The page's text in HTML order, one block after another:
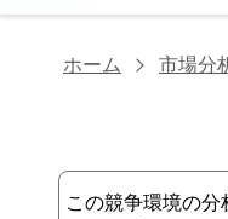
ホーム 市場分
この競争環境の